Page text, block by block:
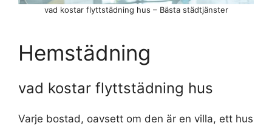
vad kostar flyttstädning hus – Bästa städtjänster
Hemstädning
vad kostar flyttstädning hus
Varje bostad, oavsett om den är en villa, ett hus